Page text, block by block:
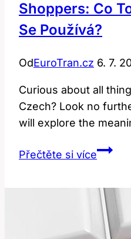
Shoppers: Co
Se Používá?
OdEuroTran.cz 6. 7.
Curious about all
Czech? Look no
will explore the
Přečtěte si více
a
jak